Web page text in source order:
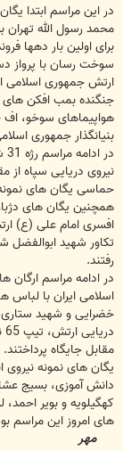
در این مراسم ابتدا
محمد رسول الله تهران
برای اولین بار دهها
سوخت رسان با پرواز
ارتش جمهوری اسلامی
جنگنده بمب افکن های
بنیانگذار جمهوری
نیروی دریایی سپاه از
حماسی یگان های نمونه
همچنین یگان های
تکاور شهید ابوالفضل
رفتند.
در ادامه مراسم ارگان
اسلامی ایران با
خضرایی و شهید ستاری
مقابل جایگاه پرداختند.
یگان های نمونه
دانش آموزی، بسیج
کهگیلویه و بویر
های امروز این مراسم
مهر